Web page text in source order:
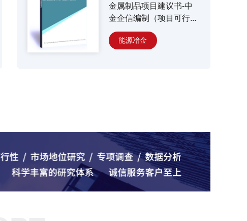
金属制品项目建议书-中
金企信编制（项目可行...
能源冶金